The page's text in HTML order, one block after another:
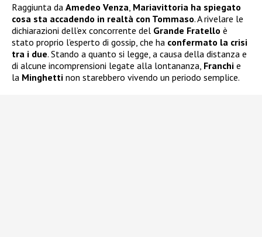
Raggiunta da Amedeo Venza Mariavittoria ha spiegato
cosa sta accadendo in realtà con Tommaso. A rivelare le
dichiarazioni dell’ex concorrente del Grande Fratello è
stato proprio l’esperto di gossip, che ha confermato la crisi
tra i due. Stando a quanto si legge, a causa della distanza e
di alcune incomprensioni legate alla lontananza, Franchi e
la Minghetti non starebbero vivendo un periodo semplice.